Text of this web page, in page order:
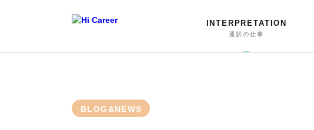
INTERPRETATION
通訳の仕事
BLOG&NEWS